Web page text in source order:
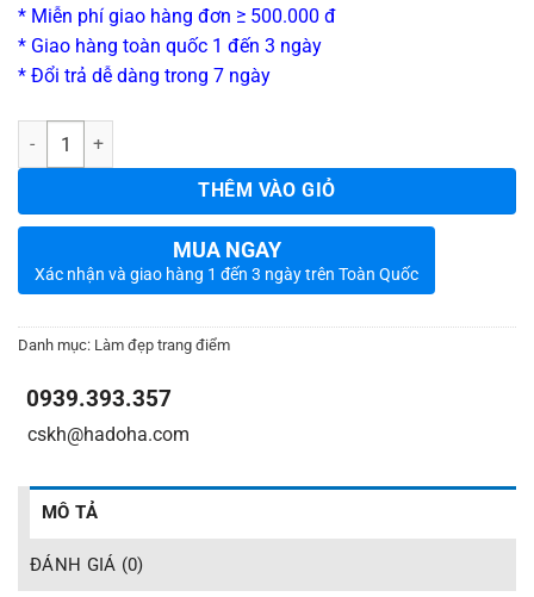
* Miễn phí giao hàng đơn ≥ 500.000 đ
* Giao hàng toàn quốc 1 đến 3 ngày
* Đổi trả dễ dàng trong 7 ngày
Số lượng
THÊM VÀO GIỎ
MUA NGAY
Xác nhận và giao hàng 1 đến 3 ngày trên Toàn Quốc
Danh mục: Làm đẹp trang điểm
0939.393.357
cskh@hadoha.com
MÔ TẢ
ĐÁNH GIÁ (0)